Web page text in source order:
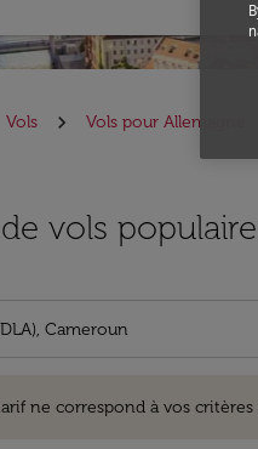
Vols Vols pour Allemagne
vols
ne correspond à vos